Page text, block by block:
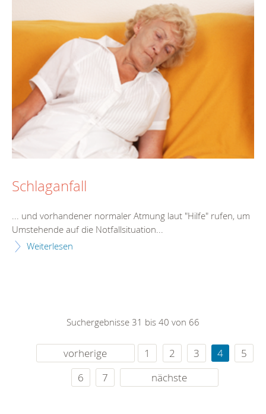
Schlaganfall
... und vorhandener normaler Atmung laut "Hilfe" rufen, um
Umstehende auf die Notfallsituation...
Weiterlesen
Suchergebnisse 31 bis 40 von 66
vorherige 1 2 3 4
5
6
7 nächste